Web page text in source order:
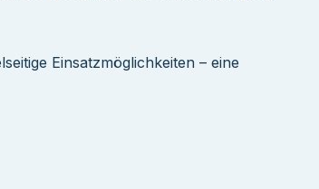
Einsatzmöglichkeiten – eine